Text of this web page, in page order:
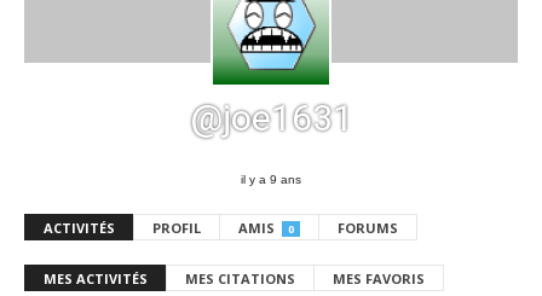
@joe1631
il y a 9 ans
ACTIVITÉS PROFIL AMIS 0 FORUMS
MES ACTIVITÉS MES CITATIONS MES FAVORIS